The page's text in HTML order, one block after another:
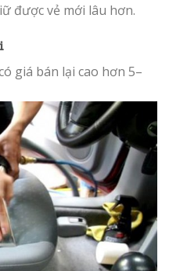
được vẻ mới lâu hơn.
giá bán lại cao hơn 5–